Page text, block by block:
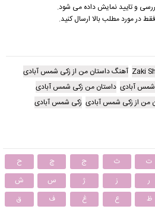
و تایید نمایش داده می شود.
در مورد مطلب بالا ارسال کنید.
Zaki آهنگ داستان من از زکی شمس آبادی
شمس آبادی داستان من زکی شمس آبادی
من از زکی شمس آبادی زکی شمس آبادی
ت ث ج چ
ح
ر ز ژ س
ش
ظ ع غ ف
ق